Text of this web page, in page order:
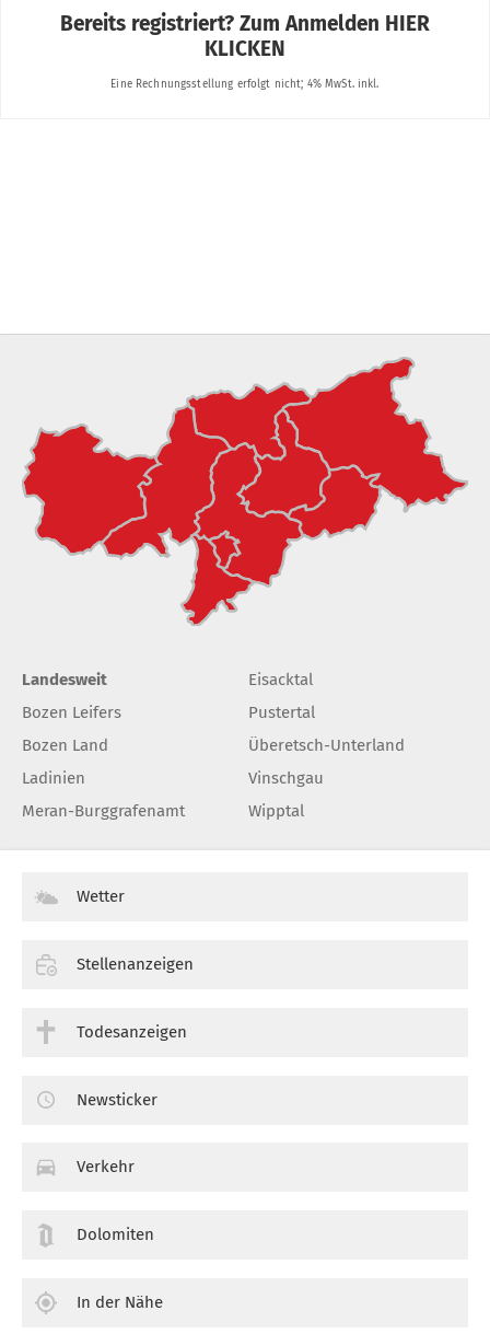
Landesweit
Bozen Leifers
Bozen Land
Ladinien
Meran-Burggrafenamt
Eisacktal
Pustertal
Überetsch-Unterland
Vinschgau
Wipptal
Wetter
Stellenanzeigen
Todesanzeigen
Newsticker
Verkehr
Dolomiten
In der Nähe